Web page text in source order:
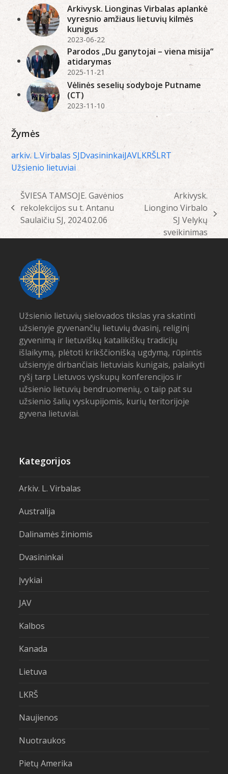
Arkivysk. Lionginas Virbalas aplankė
vyresnio amžiaus lietuvių kilmės
kunigus
2023-06-22
Parodos „Du ganytojai – viena misija“
atidarymas
2025-11-21
Vėlinės seselių sodyboje Putname
(CT)
2023-11-10
Žymės
arkiv. L.Virbalas SJDvasininkaiJAVLKRŠLRT
Užsienio lietuviai
previous
post:
ŠVIESA TAMSOJE. Gavėnios
rekolekcijos su t. Antanu
Saulaičiu SJ, 2024.02.06
Arkivysk.
Liongino Virbalo
SJ Velykų
sveikinimas
Užsienio lietuvių sielovados tikslas yra skatinti
užsienyje gyvenančių lietuvių dvasinį, religinį
gyvenimą ir lietuviškų katalikiškų tradicijų
išlaikymą, plėtoti krikščionišką ugdymą, rūpintis
užsienyje dirbančiais lietuviais kunigais, palaikyti
ryšį tarp Lietuvos vyskupų konferencijos ir
užsienio lietuvių bendruomenių, o taip pat su
užsienio šalių vyskupijomis, kurių teritorijoje
gyvena lietuviai.
Kategorijos
Arkiv. L. Virbalas
Australija
Dalinamės žiniomis
Dvasininkai
Įvykiai
JAV
Kalbos
Kanada
Lietuva
LKRŠ
Naujienos
Nuotraukos
Pietų Amerika